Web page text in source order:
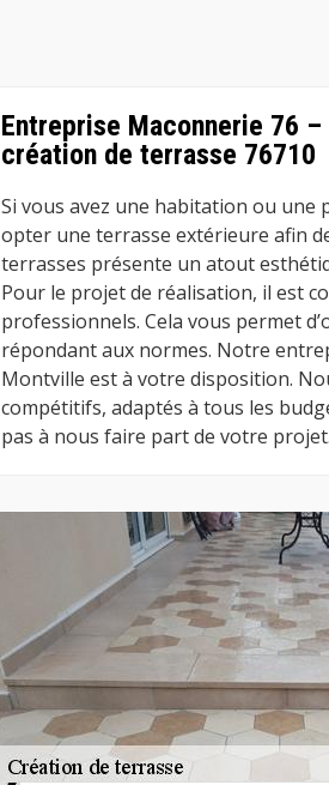
Entreprise Maconnerie 76
création de terrasse 76710
Si vous avez une habitation ou une
opter une terrasse extérieure afin
terrasses présente un atout
Pour le projet de réalisation, il est
professionnels. Cela vous permet
répondant aux normes. Notre
Montville est à votre disposition.
compétitifs, adaptés à tous les
pas à nous faire part de votre projet.